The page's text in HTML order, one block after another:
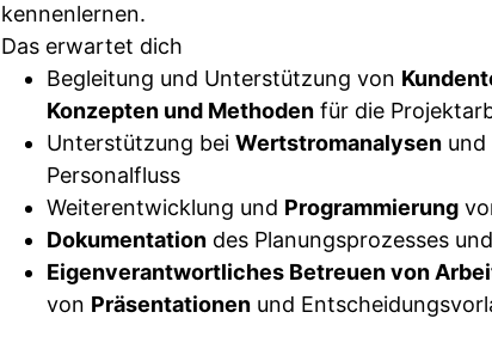
kennenlernen.
Das erwartet dich
Begleitung und Unterstützung von
Konzepten und Methodenfür die
Unterstützung bei Wertstromanalysenund
Personalfluss
Weiterentwicklung und Programmierung
Dokumentationdes Planungsprozesses
Eigenverantwortliches Betreuen von
von Präsentationenund